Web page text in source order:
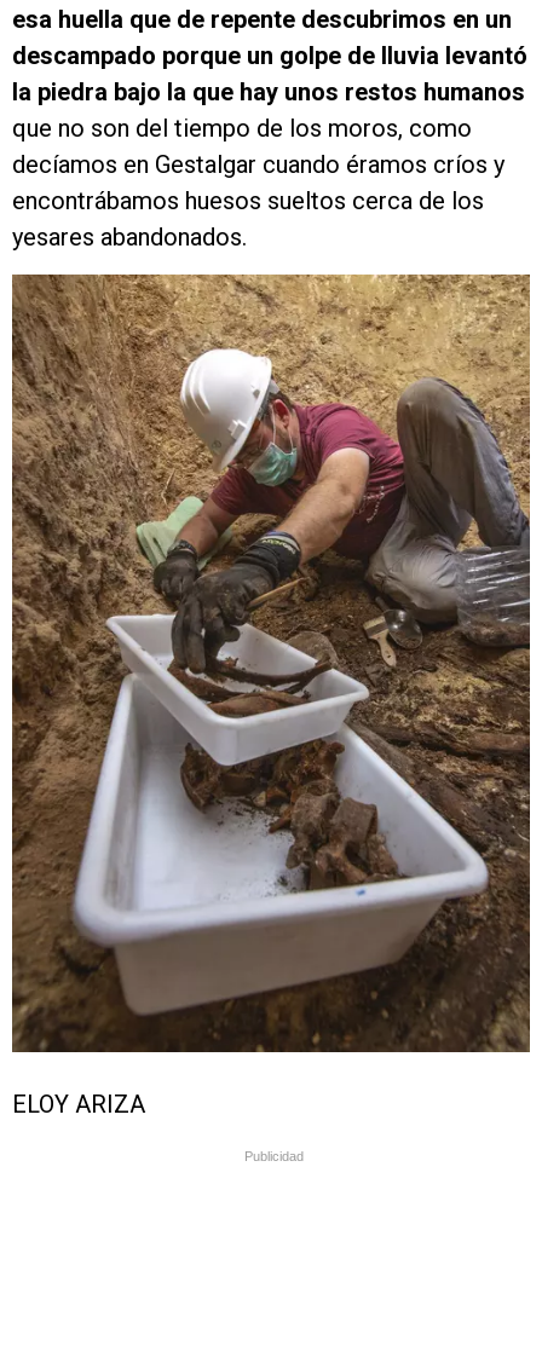
esa huella que de repente descubrimos en un
descampado porque un golpe de lluvia levantó
la piedra bajo la que hay unos restos humanos
que no son del tiempo de los moros, como
decíamos en Gestalgar cuando éramos críos y
encontrábamos huesos sueltos cerca de los
yesares abandonados.
ELOY ARIZA
Publicidad